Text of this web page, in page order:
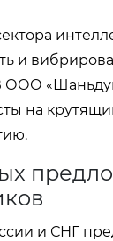
и
ООО
на
и СНГ